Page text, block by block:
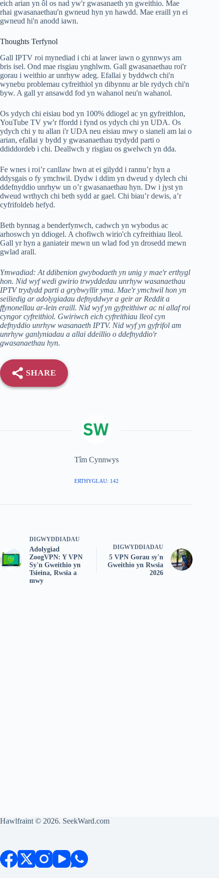
eich arian yn ôl os nad yw'r gwasanaeth yn gweithio. Mae
rhai gwasanaethau'n gwneud hyn yn hawdd. Mae eraill yn ei
gwneud hi'n anodd iawn.
Thoughts Terfynol
Gall IPTV roi mynediad i chi at lawer iawn o gynnwys am
bris isel. Ond mae risgiau ynghlwm. Gall gwasanaethau roi'r
gorau i weithio ar unrhyw adeg. Efallai y byddwch chi'n
wynebu problemau cyfreithiol yn dibynnu ar ble rydych chi'n
byw. A gall yr ansawdd fod yn wahanol neu'n wahanol.
Os ydych chi eisiau bod yn 100% ddiogel ac yn gyfreithlon,
YouTube TV yw'r ffordd i fynd os ydych chi yn UDA. Os
ydych chi y tu allan i'r UDA neu eisiau mwy o sianeli am lai o
arian, efallai y bydd y gwasanaethau trydydd parti o
ddiddordeb i chi. Deallwch y risgiau os gwelwch yn dda.
Fe wnes i roi’r canllaw hwn at ei gilydd i rannu’r hyn a
ddysgais o fy ymchwil. Dydw i ddim yn dweud y dylech chi
ddefnyddio unrhyw un o’r gwasanaethau hyn. Dw i jyst yn
dweud wrthych chi beth sydd ar gael. Chi biau’r dewis, a’r
cyfrifoldeb hefyd.
Beth bynnag a benderfynwch, cadwch yn wybodus ac
arhoswch yn ddiogel. A chofiwch wirio'ch cyfreithiau lleol.
Gall yr hyn a ganiateir mewn un wlad fod yn drosedd mewn
gwlad arall.
Ymwadiad: At ddibenion gwybodaeth yn unig y mae'r erthygl
hon. Nid wyf wedi gwirio trwyddedau unrhyw wasanaethau
IPTV trydydd parti a grybwyllir yma. Mae'r ymchwil hon yn
seiliedig ar adolygiadau defnyddwyr a geir ar Reddit a
ffynonellau ar-lein eraill. Nid wyf yn gyfreithiwr ac ni allaf roi
cyngor cyfreithiol. Gwiriwch eich cyfreithiau lleol cyn
defnyddio unrhyw wasanaeth IPTV. Nid wyf yn gyfrifol am
unrhyw ganlyniadau a allai ddeillio o ddefnyddio'r
gwasanaethau hyn.
SHARE
Tîm Cynnwys
ERTHYGLAU: 142
DIGWYDDIADAU
Adolygiad
ZoogVPN: Y VPN
Sy'n Gweithio yn
Tsieina, Rwsia a
mwy
DIGWYDDIADAU
5 VPN Gorau sy'n
Gweithio yn Rwsia
2026
Hawlfraint © 2026. SeekWard.com